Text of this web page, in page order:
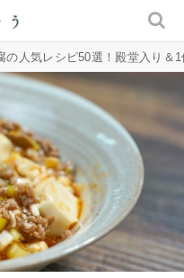
人気レシピ50選！殿堂入り＆